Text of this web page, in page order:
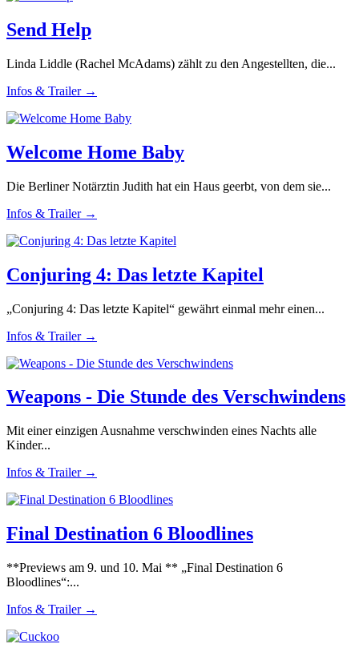
Send Help
Linda Liddle (Rachel McAdams) zählt zu den Angestellten, die...
Infos & Trailer →
Welcome Home Baby
Die Berliner Notärztin Judith hat ein Haus geerbt, von dem sie...
Infos & Trailer →
Conjuring 4: Das letzte Kapitel
„Conjuring 4: Das letzte Kapitel“ gewährt einmal mehr einen...
Infos & Trailer →
Weapons - Die Stunde des Verschwindens
Mit einer einzigen Ausnahme verschwinden eines Nachts alle
Kinder...
Infos & Trailer →
Final Destination 6 Bloodlines
**Previews am 9. und 10. Mai ** „Final Destination 6
Bloodlines“:...
Infos & Trailer →